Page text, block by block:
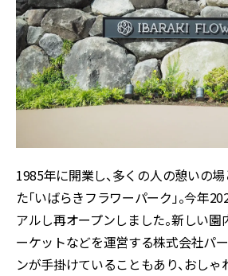
1985年に開業し、多くの人の憩いの
た「いばらきフラワーパーク」。今年
アルし再オープンしました。新しい園
ーケットなどを運営する株式会社パ
ンが手掛けていることもあり、おし